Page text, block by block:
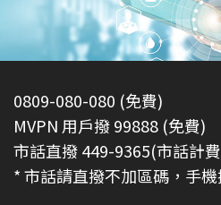
0809-080-080 (免費)
MVPN 用戶撥 99888 (免費)
市話直撥 449-9365(市話計
* 市話請直撥不加區碼，手